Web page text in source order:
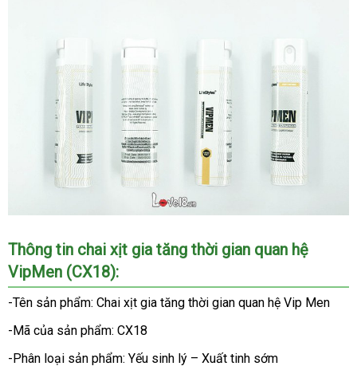
Chai
xịt
gia
tăng
thời
gian
hệ
Thông tin chai xịt gia tăng thời gian quan hệ
VipMen (CX18):
-Tên sản phẩm: Chai xịt gia tăng thời gian quan hệ Vip Men
-Mã xuất
xứ
của sản phẩm: CX18
-Phân loại sản phẩm: Yếu sinh lý – Xuất tinh sớm